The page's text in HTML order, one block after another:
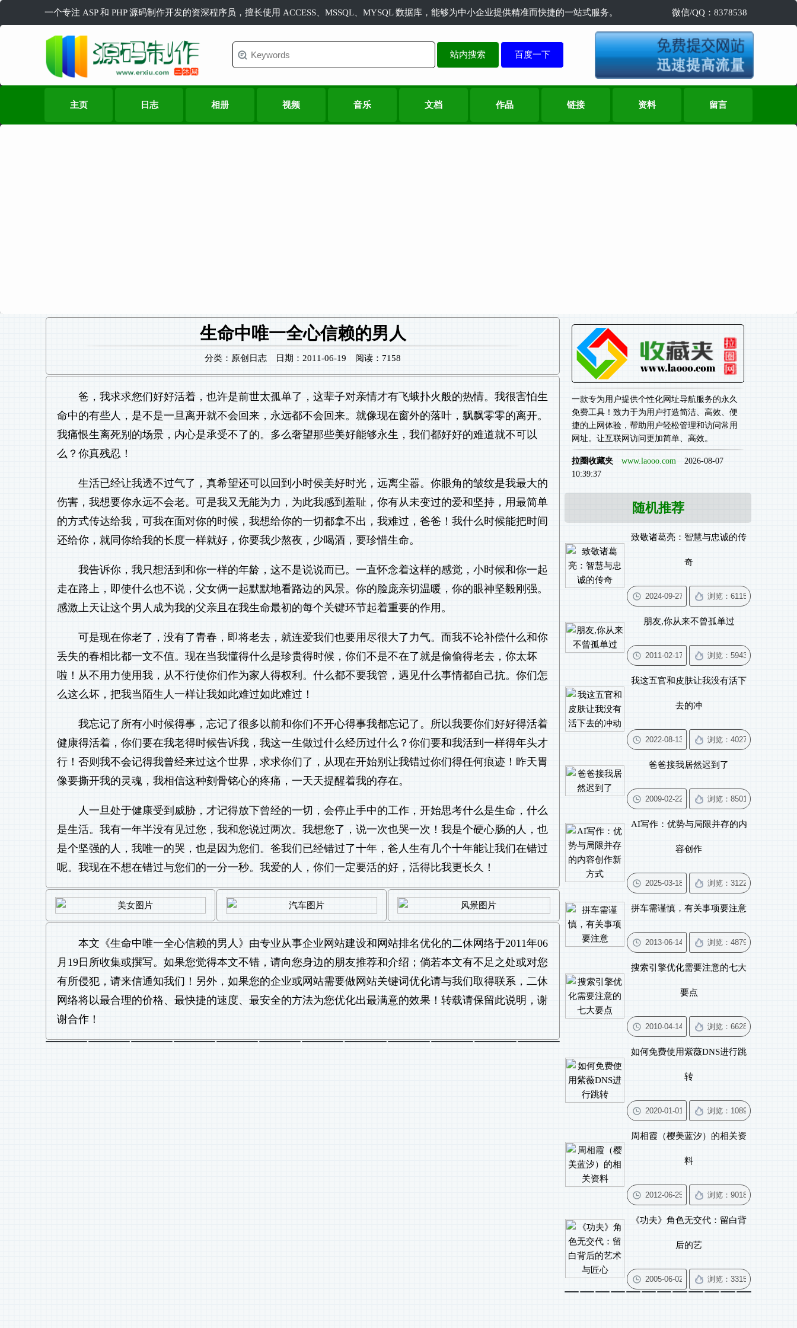
一个专注 ASP 和 PHP 源码制作开发的资深程序员，擅长使用 ACCESS、MSSQL、MYSQL 数据库，能够为中小企业提供精准而快捷的一站式服务。 微信/QQ：8378538
站内搜索
主页 日志 相册 视频 音乐 文档 作品 链接 资料 留言
生命中唯一全心信赖的男人
分类：原创日志 日期：2011-06-19 阅读：7158
爸，我求求您们好好活着，也许是前世太孤单了，这辈子对亲情才有飞蛾扑火般的热情。我很害怕生
命中的有些人，是不是一旦离开就不会回来，永远都不会回来。就像现在窗外的落叶，飘飘零零的离开。
我痛恨生离死别的场景，内心是承受不了的。多么奢望那些美好能够永生，我们都好好的难道就不可以
么？你真残忍！
生活已经让我透不过气了，真希望还可以回到小时侯美好时光，远离尘嚣。你眼角的皱纹是我最大的
伤害，我想要你永远不会老。可是我又无能为力，为此我感到羞耻，你有从未变过的爱和坚持，用最简单
的方式传达给我，可我在面对你的时候，我想给你的一切都拿不出，我难过，爸爸！我什么时候能把时间
还给你，就同你给我的长度一样就好，你要我少熬夜，少喝酒，要珍惜生命。
我告诉你，我只想活到和你一样的年龄，这不是说说而已。一直怀念着这样的感觉，小时候和你一起
走在路上，即使什么也不说，父女俩一起默默地看路边的风景。你的脸庞亲切温暖，你的眼神坚毅刚强。
感激上天让这个男人成为我的父亲且在我生命最初的每个关键环节起着重要的作用。
可是现在你老了，没有了青春，即将老去，就连爱我们也要用尽很大了力气。而我不论补偿什么和你
丢失的春相比都一文不值。现在当我懂得什么是珍贵得时候，你们不是不在了就是偷偷得老去，你太坏
啦！从不用力使用我，从不行使你们作为家人得权利。什么都不要我管，遇见什么事情都自己抗。你们怎
么这么坏，把我当陌生人一样让我如此难过如此难过！
我忘记了所有小时候得事，忘记了很多以前和你们不开心得事我都忘记了。所以我要你们好好得活着
健康得活着，你们要在我老得时候告诉我，我这一生做过什么经历过什么？你们要和我活到一样得年头才
行！否则我不会记得我曾经来过这个世界，求求你们了，从现在开始别让我错过你们得任何痕迹！昨天胃
像要撕开我的灵魂，我相信这种刻骨铭心的疼痛，一天天提醒着我的存在。
人一旦处于健康受到威胁，才记得放下曾经的一切，会停止手中的工作，开始思考什么是生命，什么
是生活。我有一年半没有见过您，我和您说过两次。我想您了，说一次也哭一次！我是个硬心肠的人，也
是个坚强的人，我唯一的哭，也是因为您们。爸我们已经错过了十年，爸人生有几个十年能让我们在错过
呢。我现在不想在错过与您们的一分一秒。我爱的人，你们一定要活的好，活得比我更长久！
本文《生命中唯一全心信赖的男人 》由专业从事企业网站建设和 网站排名优化的二休网络于2011年06
月19日所收集或撰写。如果您觉得本文不错，请向您身边的朋友推荐和介绍；倘若本文有不足之处或对您
有所侵犯，请来信通知我们！另外，如果您的企业或网站需要做 网站关键词优化请与我们取得联系，二休
网络将以最合理的价格、最快捷的速度、最安全的方法为您优化出最满意的效果！转载请保留此说明，谢
谢合作！
一款专为用户提供个性化网址导航服务的永久
免费工具！致力于为用户打造简洁、高效、便
捷的上网体验，帮助用户轻松管理和访问常用
网址。让互联网访问更加简单、高效。
拉圈收藏夹 www.laooo.com 2026-08-07
10:39:37
随机推荐
致敬诸葛亮：智慧与忠诚的传
奇
朋友,你从来不曾孤单过
我这五官和皮肤让我没有活下
去的冲
爸爸接我居然迟到了
AI写作：优势与局限并存的内
容创作
拼车需谨慎，有关事项要注意
搜索引擎优化需要注意的七大
要点
如何免费使用紫薇DNS进行跳
转
周相霞（樱美蓝汐）的相关资
料
《功夫》角色无交代：留白背
后的艺